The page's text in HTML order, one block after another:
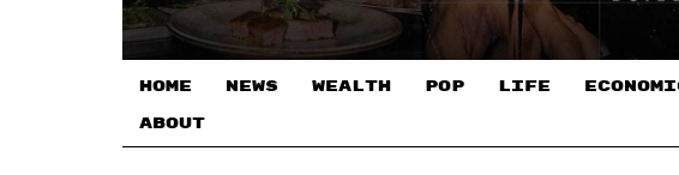
HOME NEWS WEALTH POP LIFE
ABOUT